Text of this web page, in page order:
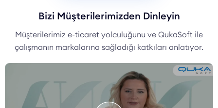
Bizi Müşterilerimizden Dinleyin
Müşterilerimiz e-ticaret yolculuğunu ve QukaSoft ile
çalışmanın markalarına sağladığı katkıları anlatıyor.